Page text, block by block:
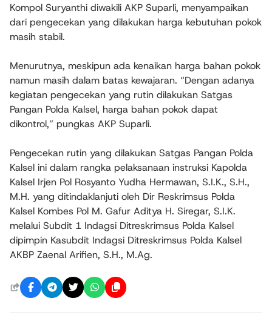
Kompol Suryanthi diwakili AKP Suparli, menyampaikan
dari pengecekan yang dilakukan harga kebutuhan pokok
masih stabil.
Menurutnya, meskipun ada kenaikan harga bahan pokok
namun masih dalam batas kewajaran. “Dengan adanya
kegiatan pengecekan yang rutin dilakukan Satgas
Pangan Polda Kalsel, harga bahan pokok dapat
dikontrol,” pungkas AKP Suparli.
Pengecekan rutin yang dilakukan Satgas Pangan Polda
Kalsel ini dalam rangka pelaksanaan instruksi Kapolda
Kalsel Irjen Pol Rosyanto Yudha Hermawan, S.I.K., S.H.,
M.H. yang ditindaklanjuti oleh Dir Reskrimsus Polda
Kalsel Kombes Pol M. Gafur Aditya H. Siregar, S.I.K.
melalui Subdit 1 Indagsi Ditreskrimsus Polda Kalsel
dipimpin Kasubdit Indagsi Ditreskrimsus Polda Kalsel
AKBP Zaenal Arifien, S.H., M.Ag.